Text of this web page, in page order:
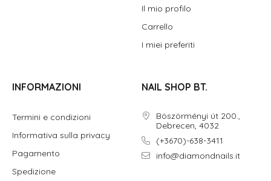
Il mio profilo
Carrello
I miei preferiti
INFORMAZIONI
Termini e condizioni
Informativa sulla privacy
Pagamento
Spedizione
NAIL SHOP BT.
Böszörményi út 200.,
Debrecen, 4032
(+3670)-638-3411
info@diamondnails.it